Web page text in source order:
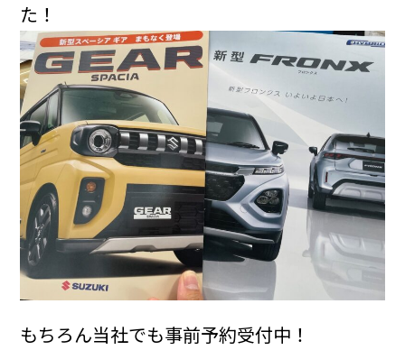
た！
もちろん当社でも事前予約受付中！